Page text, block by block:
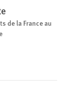
de la France au